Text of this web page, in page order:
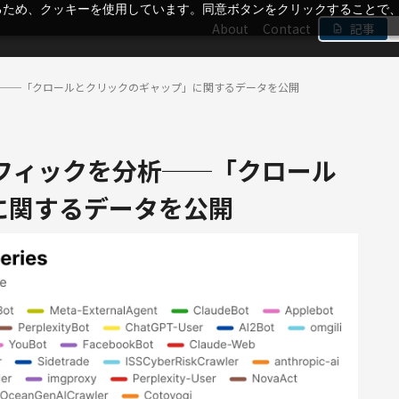
め、クッキーを使用しています。同意ボタンをクリックすることで
About Contact 記事
「クロールとクリックのギャップ」に関するデータを公開
ィックを分析──「クロール
するデータを公開